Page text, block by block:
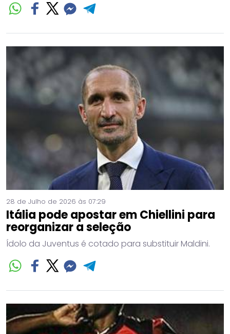
28 de Julho de 2026 às 07:29
Itália pode apostar em Chiellini para
reorganizar a seleção
Ídolo da Juventus é cotado para substituir Maldini.